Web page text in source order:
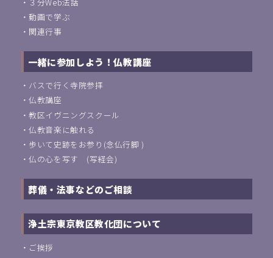
・動画で学ぶ
・ 関連行事
一緒に参加しよう！仏教講座
・ バスで行く寺院参拝
・仏教講座
・教区イヴニングスクール
・仏教音楽に触れる
・ 歩いて史跡をお参り(念仏行脚 )
・仏の心を写す (写経会)
葬儀・法事などのご相談
浄土宗東京教区教化団について
・ ご挨拶